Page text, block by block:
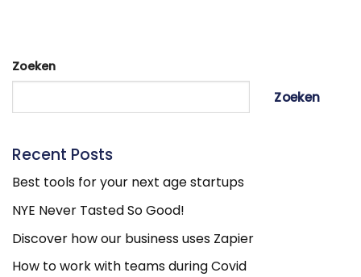
Zoeken
Zoeken
Recent Posts
Best tools for your next age startups
NYE Never Tasted So Good!
Discover how our business uses Zapier
How to work with teams during Covid